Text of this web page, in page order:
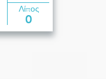
Λίπος
0